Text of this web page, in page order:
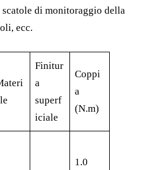
di monitoraggio della
ecc.
Finitur
a
superf
iciale
Coppi
a
(N.m)
1.0